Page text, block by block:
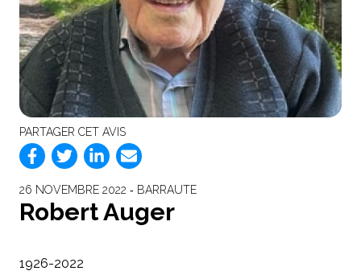
PARTAGER CET AVIS
26 NOVEMBRE 2022 ‐ BARRAUTE
Robert Auger
1926-2022